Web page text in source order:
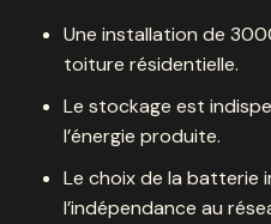
Une installation de
toiture résidentielle.
Le stockage est
l’énergie produite.
Le choix de la batterie
l’indépendance au